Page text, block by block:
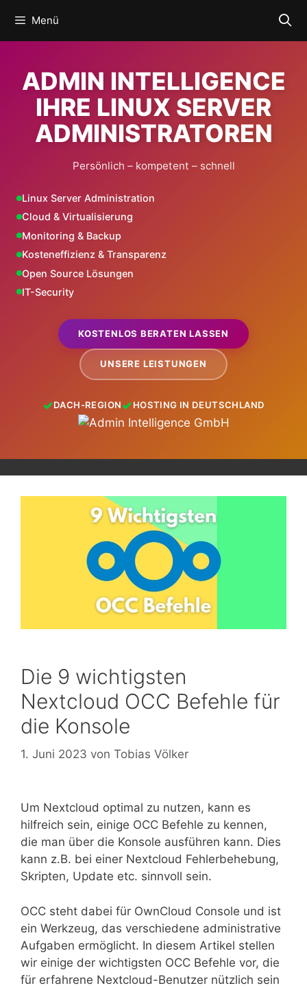
Inhalt
springen
Menü
ADMIN INTELLIGENCE
IHRE LINUX SERVER
ADMINISTRATOREN
Persönlich – kompetent – schnell
Linux Server Administration
Cloud & Virtualisierung
Monitoring & Backup
Kosteneffizienz & Transparenz
Open Source Lösungen
IT-Security
KOSTENLOS BERATEN LASSEN
UNSERE LEISTUNGEN
DACH-REGION HOSTING IN DEUTSCHLAND
Die 9 wichtigsten
Nextcloud OCC Befehle für
die Konsole
1. Juni 2023 von Tobias Völker
Um Nextcloud optimal zu nutzen, kann es
hilfreich sein, einige OCC Befehle zu kennen,
die man über die Konsole ausführen kann. Dies
kann z.B. bei einer Nextcloud Fehlerbehebung,
Skripten, Update etc. sinnvoll sein.
OCC steht dabei für OwnCloud Console und ist
ein Werkzeug, das verschiedene administrative
Aufgaben ermöglicht. In diesem Artikel stellen
wir einige der wichtigsten OCC Befehle vor, die
für erfahrene Nextcloud-Benutzer nützlich sein